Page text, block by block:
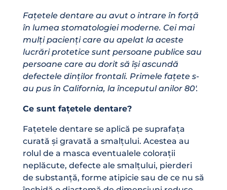
Fațetele dentare au avut o intrare în forță
în lumea stomatologiei moderne. Cei mai
mulți pacienți care au apelat la aceste
lucrări protetice sunt persoane publice sau
persoane care au dorit să își ascundă
defectele dinților frontali. Primele fațete s-
au pus în California, la începutul anilor 80′.
Ce sunt fațetele dentare?
Fațetele dentare se aplică pe suprafața
curată și gravată a smalțului. Acestea au
rolul de a masca eventualele colorații
neplăcute, defecte ale smalțului, pierderi
de substanță, forme atipicie sau de ce nu să